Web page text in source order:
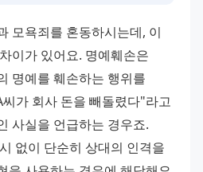
모욕죄를 혼동하시는데, 이
이가 있어요. 명예훼손은
명예를 훼손하는 행위를
가 회사 돈을 빼돌렸다"라고
사실을 언급하는 경우죠.
없이 단순히 상대의 인격을